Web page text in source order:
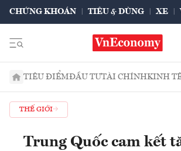
CHỨNG KHOÁN TIÊU & DÙNG XE
TIÊU ĐIỂMĐẦU TƯTÀI CHÍNHKINH
THẾ GIỚI
Trung Quốc cam kết